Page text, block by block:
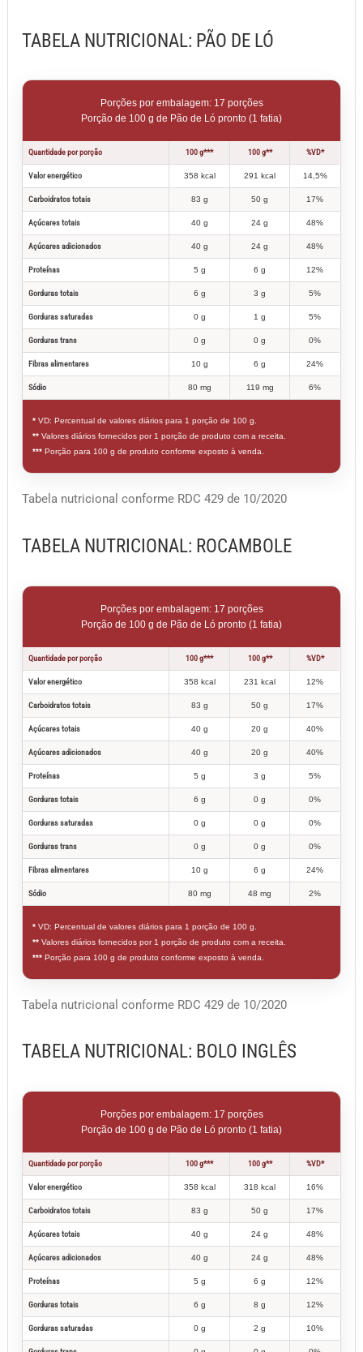
TABELA NUTRICIONAL: PÃO DE LÓ
Porções por embalagem: 17 porções
Porção de 100 g de Pão de Ló pronto (1 fatia)
Quantidade por porção 100 g*** 100 g** %VD*
Valor energético 358 kcal 291 kcal 14,5%
Carboidratos totais 83 g 50 g 17%
Açúcares totais 40 g 24 g 48%
Açúcares adicionados 40 g 24 g 48%
Proteínas 5 g 6 g 12%
Gorduras totais 6 g 3 g 5%
Gorduras saturadas 0 g 1 g 5%
Gorduras trans 0 g 0 g 0%
Fibras alimentares 10 g 6 g 24%
Sódio 80 mg 119 mg 6%
* VD: Percentual de valores diários para 1 porção de 100 g.
** Valores diários fornecidos por 1 porção de produto com a receita.
*** Porção para 100 g de produto conforme exposto à venda.
Tabela nutricional conforme RDC 429 de 10/2020
TABELA NUTRICIONAL: ROCAMBOLE
Porções por embalagem: 17 porções
Porção de 100 g de Pão de Ló pronto (1 fatia)
Quantidade por porção 100 g*** 100 g** %VD*
Valor energético 358 kcal 231 kcal 12%
Carboidratos totais 83 g 50 g 17%
Açúcares totais 40 g 20 g 40%
Açúcares adicionados 40 g 20 g 40%
Proteínas 5 g 3 g 5%
Gorduras totais 6 g 0 g 0%
Gorduras saturadas 0 g 0 g 0%
Gorduras trans 0 g 0 g 0%
Fibras alimentares 10 g 6 g 24%
Sódio 80 mg 48 mg 2%
* VD: Percentual de valores diários para 1 porção de 100 g.
** Valores diários fornecidos por 1 porção de produto com a receita.
*** Porção para 100 g de produto conforme exposto à venda.
Tabela nutricional conforme RDC 429 de 10/2020
TABELA NUTRICIONAL: BOLO INGLÊS
Porções por embalagem: 17 porções
Porção de 100 g de Pão de Ló pronto (1 fatia)
Quantidade por porção 100 g*** 100 g** %VD*
Valor energético 358 kcal 318 kcal 16%
Carboidratos totais 83 g 50 g 17%
Açúcares totais 40 g 24 g 48%
Açúcares adicionados 40 g 24 g 48%
Proteínas 5 g 6 g 12%
Gorduras totais 6 g 8 g 12%
Gorduras saturadas 0 g 2 g 10%